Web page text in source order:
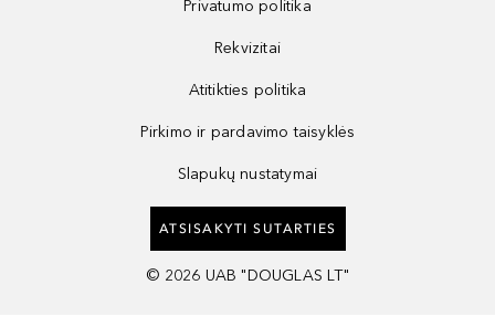
Privatumo politika
Rekvizitai
Atitikties politika
Pirkimo ir pardavimo taisyklės
Slapukų nustatymai
ATSISAKYTI SUTARTIES
© 2026 UAB "DOUGLAS LT"